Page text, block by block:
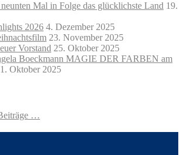
Mal in Folge das glücklichste Land 19.
2026 4. Dezember 2025
23. November 2025
Vorstand 25. Oktober 2025
Boeckmann MAGIE DER FARBEN am
Oktober 2025
…